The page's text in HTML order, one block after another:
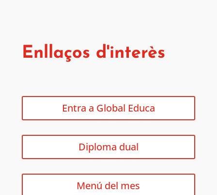
Enllaços d'interès
Entra a Global Educa
Diploma dual
Menú del mes